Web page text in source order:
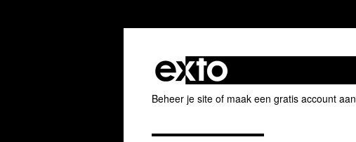
Beheer je site of maak een gratis account aan